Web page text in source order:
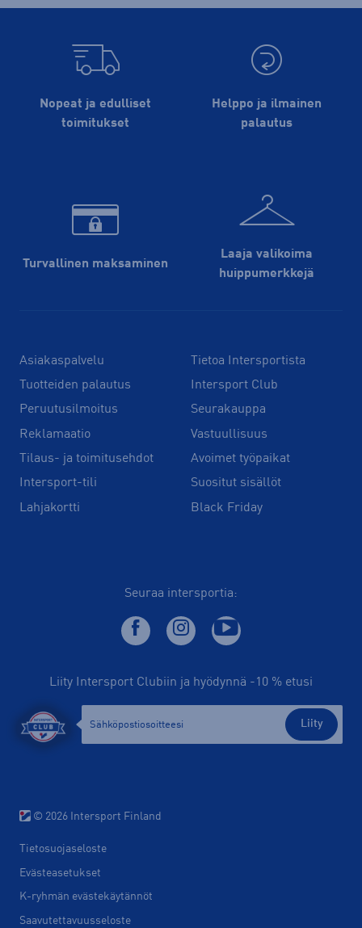
Nopeat ja edulliset
toimitukset
Helppo ja ilmainen
palautus
Turvallinen maksaminen
Laaja valikoima
huippu­merkkejä
Asiakaspalvelu
Tuotteiden palautus
Peruutusilmoitus
Reklamaatio
Tilaus- ja toimitusehdot
Intersport-tili
Lahjakortti
Tietoa Intersportista
Intersport Club
Seurakauppa
Vastuullisuus
Avoimet työpaikat
Suositut sisällöt
Black Friday
Seuraa intersportia:
Liity Intersport Clubiin ja hyödynnä -10 % etusi
Liity
© 2026 Intersport Finland
Tietosuojaseloste
Evästeasetukset
K-ryhmän evästekäytännöt
Saavutettavuusseloste